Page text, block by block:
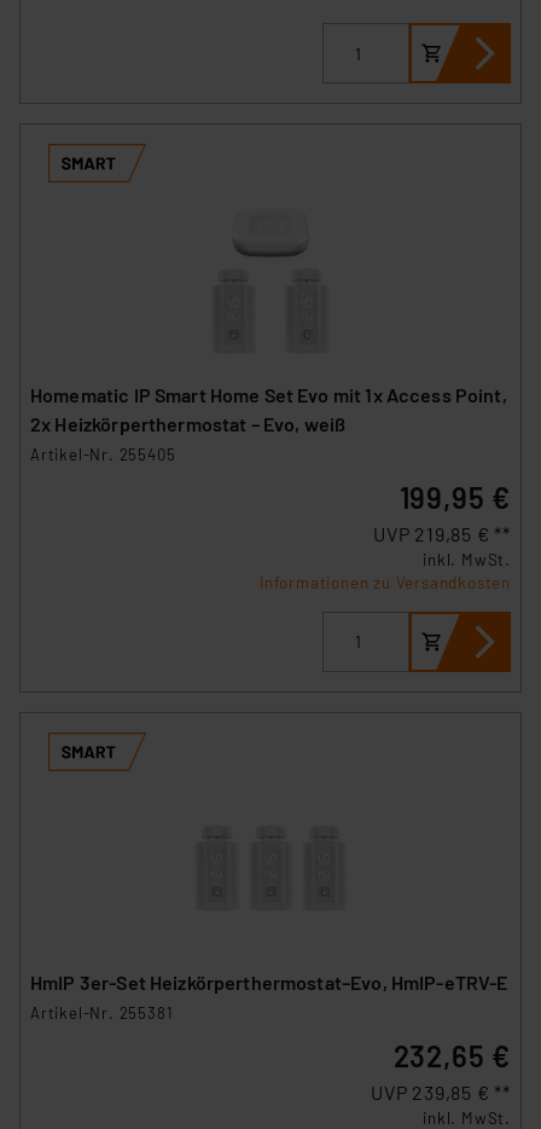
Homematic IP Smart Home Set Evo mit 1x Access Point,
2x Heizkörperthermostat – Evo, weiß
Artikel-Nr. 255405
199,95 €
UVP 219,85 € **
inkl. MwSt.
Informationen zu Versandkosten
HmIP 3er-Set Heizkörperthermostat–Evo, HmIP-eTRV-E
Artikel-Nr. 255381
232,65 €
UVP 239,85 € **
inkl. MwSt.